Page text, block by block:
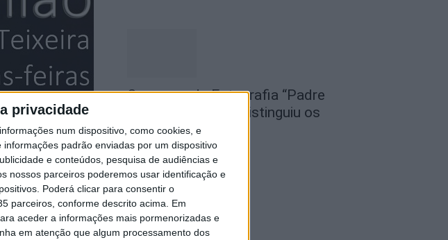
privacidade
num dispositivo, como cookies, e
padrão enviadas por um dispositivo
e conteúdos, pesquisa de audiências e
nossos parceiros poderemos usar identificação e
Poderá clicar para consentir o
parceiros, conforme descrito acima. Em
aceder a informações mais pormenorizadas e
em atenção que algum processamento dos
Concurso de Fotografia “Padre
João Maia 2026” distinguiu os
melhores olhares...
6 de Agosto, 2026